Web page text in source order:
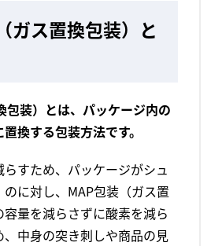
ガス置換包装）と
包装）とは、パッケージ内の
換する包装方法です。
すため、パッケージがシュ
に対し、MAP包装（ガス置
量を減らさずに酸素を減ら
中身の突き刺しや商品の見